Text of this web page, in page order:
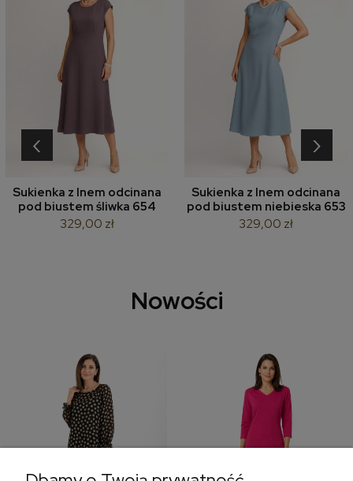
Sukienka z lnem odcinana
pod biustem śliwka 654
329,00 zł
Sukienka z lnem odcinana
pod biustem niebieska 653
329,00 zł
‹ ›
Nowości